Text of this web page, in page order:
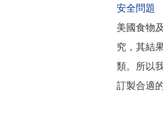
安全問題
美國食物
究，其結
類。所以
訂製合適